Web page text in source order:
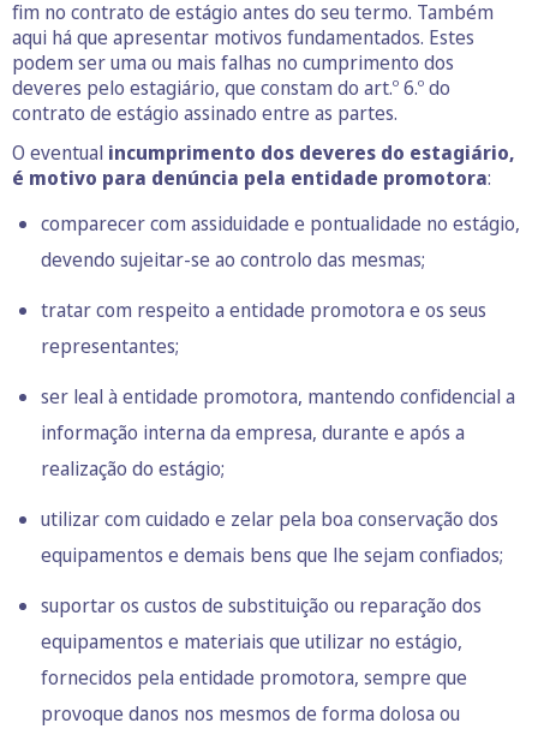
fim no contrato de estágio antes do seu termo. Também
aqui há que apresentar motivos fundamentados. Estes
podem ser uma ou mais falhas no cumprimento dos
deveres pelo estagiário, que constam do art.º 6.º do
contrato de estágio assinado entre as partes.
O eventual incumprimento dos deveres do estagiário,
é motivo para denúncia pela entidade promotora:
comparecer com assiduidade e pontualidade no estágio,
devendo sujeitar-se ao controlo das mesmas;
tratar com respeito a entidade promotora e os seus
representantes;
ser leal à entidade promotora, mantendo confidencial a
informação interna da empresa, durante e após a
realização do estágio;
utilizar com cuidado e zelar pela boa conservação dos
equipamentos e demais bens que lhe sejam confiados;
suportar os custos de substituição ou reparação dos
equipamentos e materiais que utilizar no estágio,
fornecidos pela entidade promotora, sempre que
provoque danos nos mesmos de forma dolosa ou